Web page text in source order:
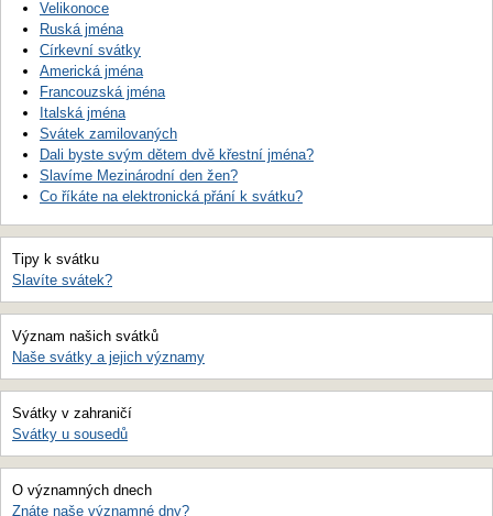
Velikonoce
Ruská jména
Církevní svátky
Americká jména
Francouzská jména
Italská jména
Svátek zamilovaných
Dali byste svým dětem dvě křestní jména?
Slavíme Mezinárodní den žen?
Co říkáte na elektronická přání k svátku?
Tipy k svátku
Slavíte svátek?
Význam našich svátků
Naše svátky a jejich významy
Svátky v zahraničí
Svátky u sousedů
O významných dnech
Znáte naše významné dny?